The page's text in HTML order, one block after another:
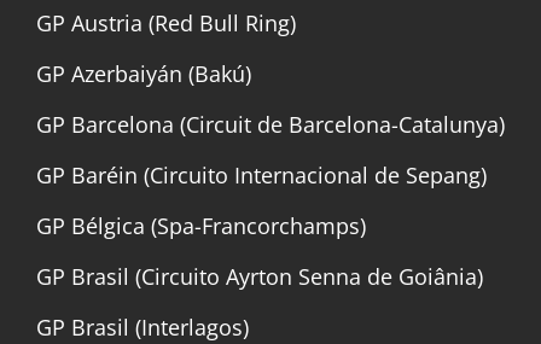
GP Austria (Red Bull Ring)
GP Azerbaiyán (Bakú)
GP Barcelona (Circuit de Barcelona-Catalunya)
GP Baréin (Circuito Internacional de Sepang)
GP Bélgica (Spa-Francorchamps)
GP Brasil (Circuito Ayrton Senna de Goiânia)
GP Brasil (Interlagos)